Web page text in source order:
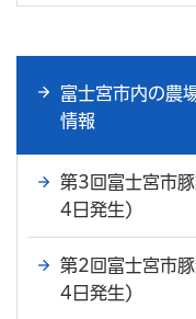
富士宮市内の農
情報
第3回富士宮市
4日発生)
第2回富士宮市
4日発生)